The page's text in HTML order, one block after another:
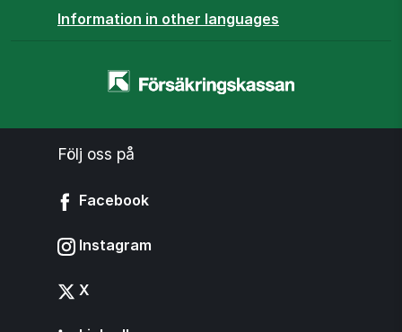
Information in other languages
Startsidan
Följ oss på
Facebook
Instagram
X